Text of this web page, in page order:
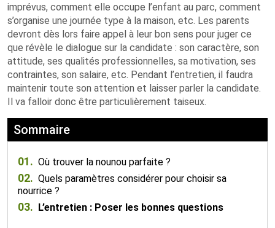
imprévus, comment elle occupe l’enfant au parc, comment
s’organise une journée type à la maison, etc. Les parents
devront dès lors faire appel à leur bon sens pour juger ce
que révèle le dialogue sur la candidate : son caractère, son
attitude, ses qualités professionnelles, sa motivation, ses
contraintes, son salaire, etc. Pendant l’entretien, il faudra
maintenir toute son attention et laisser parler la candidate.
Il va falloir donc être particulièrement taiseux.
Sommaire
01. Où trouver la nounou parfaite ?
02. Quels paramètres considérer pour choisir sa
nourrice ?
03. L’entretien : Poser les bonnes questions